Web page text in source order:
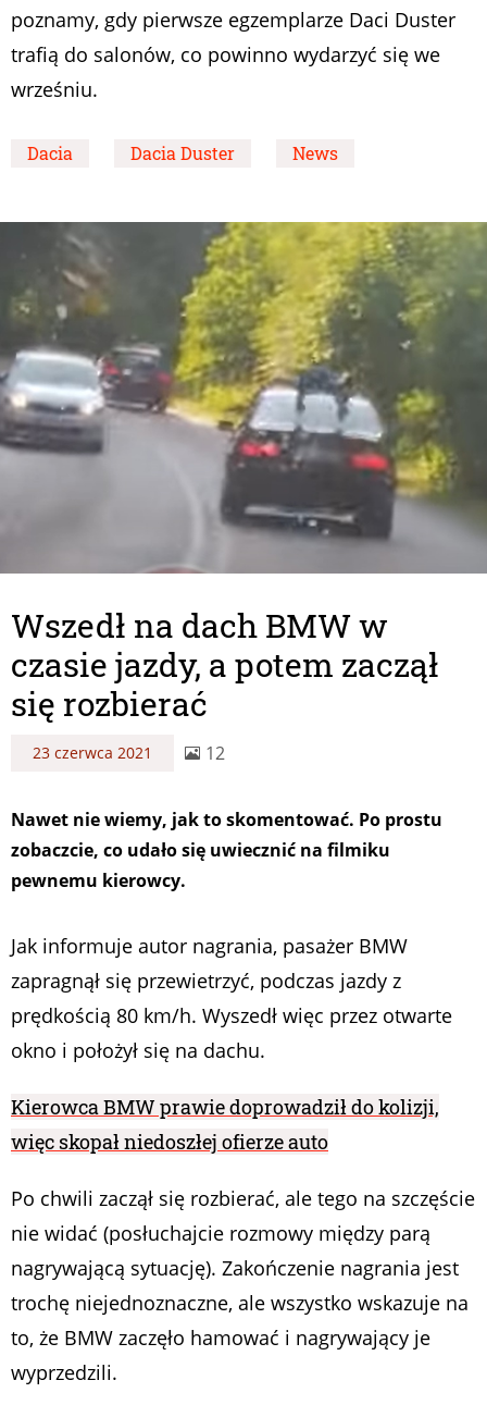
poznamy, gdy pierwsze egzemplarze Daci Duster
trafią do salonów, co powinno wydarzyć się we
wrześniu.
Dacia Dacia Duster News
Wszedł na dach BMW w
czasie jazdy, a potem zaczął
się rozbierać
23 czerwca 2021 12
Nawet nie wiemy, jak to skomentować. Po prostu
zobaczcie, co udało się uwiecznić na filmiku
pewnemu kierowcy.
Jak informuje autor nagrania, pasażer BMW
zapragnął się przewietrzyć, podczas jazdy z
prędkością 80 km/h. Wyszedł więc przez otwarte
okno i położył się na dachu.
Kierowca BMW prawie doprowadził do kolizji,
więc skopał niedoszłej ofierze auto
Po chwili zaczął się rozbierać, ale tego na szczęście
nie widać (posłuchajcie rozmowy między parą
nagrywającą sytuację). Zakończenie nagrania jest
trochę niejednoznaczne, ale wszystko wskazuje na
to, że BMW zaczęło hamować i nagrywający je
wyprzedzili.